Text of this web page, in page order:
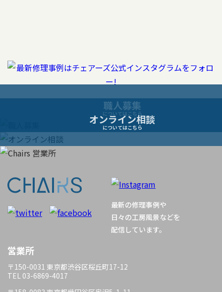
ゲ
ー
シ
ョ
ン
職人募集
についてはこちら
オンライン相談
についてはこちら
最新の修理事例や
日々の工房風景などを
配信しています。
営業所
〒150-0031 東京都渋谷区桜丘町17-12
TEL 03-6869-4017